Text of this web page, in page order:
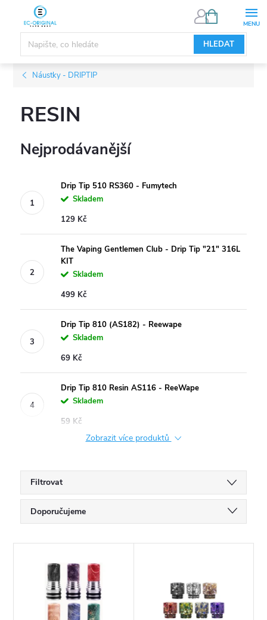
obsah
HLEDAT
NÁKUPNÍ
Náustky - DRIPTIP
RESIN
Nejprodávanější
Drip Tip 510 RS360 - Fumytech
Skladem
129 Kč
The Vaping Gentlemen Club - Drip Tip "21" 316L
KIT
Skladem
499 Kč
Drip Tip 810 (AS182) - Reewape
Skladem
69 Kč
Drip Tip 810 Resin AS116 - ReeWape
Skladem
59 Kč
Zobrazit více produktů
Filtrovat
Ř
a
Doporučujeme
Nejprodávanější
Abecedně